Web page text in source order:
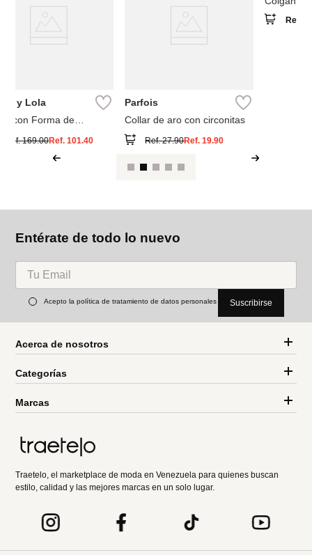
Parfois
Collar de aro con circonitas
Ref.27.90 19.90
Ref.
Entérate de todo lo nuevo
Acepto la política de tratamiento de datos personales Suscribirse
Acerca de nosotros
Categorías
Marcas
Traetelo, el marketplace de moda en Venezuela para quienes buscan
estilo, calidad y las mejores marcas en un solo lugar.